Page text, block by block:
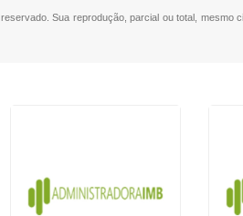
Sua reprodução, parcial ou total, mesmo